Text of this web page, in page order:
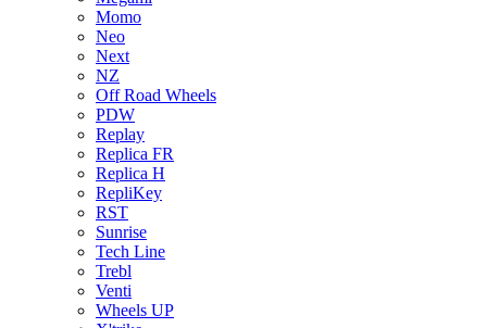
Momo
Neo
Next
NZ
Off Road Wheels
PDW
Replay
Replica FR
Replica H
RepliKey
RST
Sunrise
Tech Line
Trebl
Venti
Wheels UP